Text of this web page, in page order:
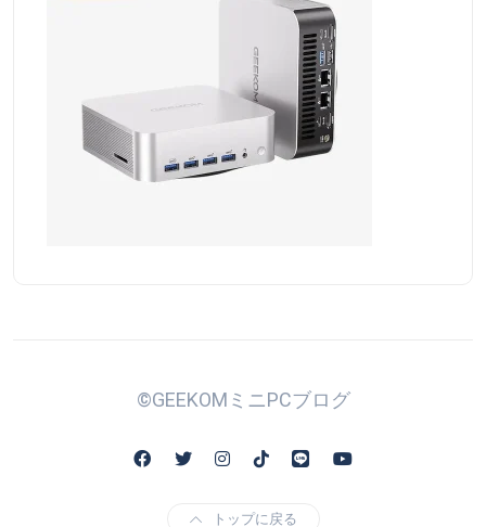
©GEEKOMミニPCブログ
トップに戻る